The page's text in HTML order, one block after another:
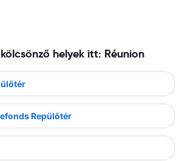
helyek itt: Réunion
Repülőtér